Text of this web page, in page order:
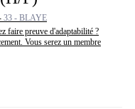
33 - BLAYE
faire preuve d'adaptabilité ?
Vous serez un membre